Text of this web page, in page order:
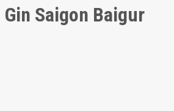
Gin Saigon Baigur